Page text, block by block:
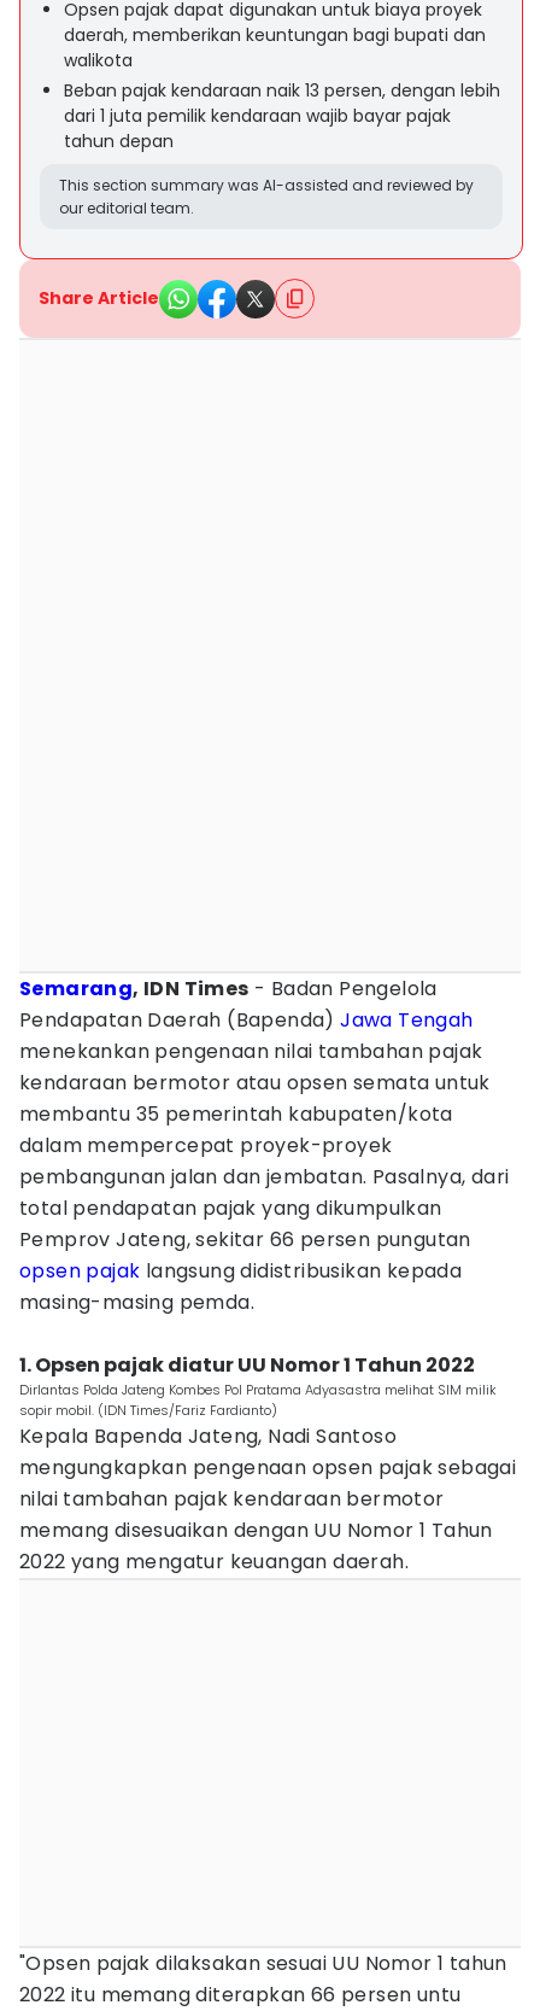
Opsen pajak dapat digunakan untuk biaya proyek
daerah, memberikan keuntungan bagi bupati dan
walikota
Beban pajak kendaraan naik 13 persen, dengan lebih
dari 1 juta pemilik kendaraan wajib bayar pajak
tahun depan
This section summary was AI-assisted and reviewed by
our editorial team.
Share Article
Semarang, IDN Times - Badan Pengelola
Pendapatan Daerah (Bapenda)Jawa Tengah
menekankan pengenaan nilai tambahan pajak
kendaraan bermotor atau opsen semata untuk
membantu 35 pemerintah kabupaten/kota
dalam mempercepat proyek-proyek
pembangunan jalan dan jembatan. Pasalnya, dari
total pendapatan pajak yang dikumpulkan
Pemprov Jateng, sekitar 66 persen pungutan
opsen pajak langsung didistribusikan kepada
masing-masing pemda.
1. Opsen pajak diatur UU Nomor 1 Tahun 2022
Dirlantas Polda Jateng Kombes Pol Pratama Adyasastra melihat SIM milik
sopir mobil. (IDN Times/Fariz Fardianto)
Kepala Bapenda Jateng, Nadi Santoso
mengungkapkan pengenaan opsen pajak sebagai
nilai tambahan pajak kendaraan bermotor
memang disesuaikan dengan UU Nomor 1 Tahun
2022 yang mengatur keuangan daerah.
"Opsen pajak dilaksakan sesuai UU Nomor 1 tahun
2022 itu memang diterapkan 66 persen untu